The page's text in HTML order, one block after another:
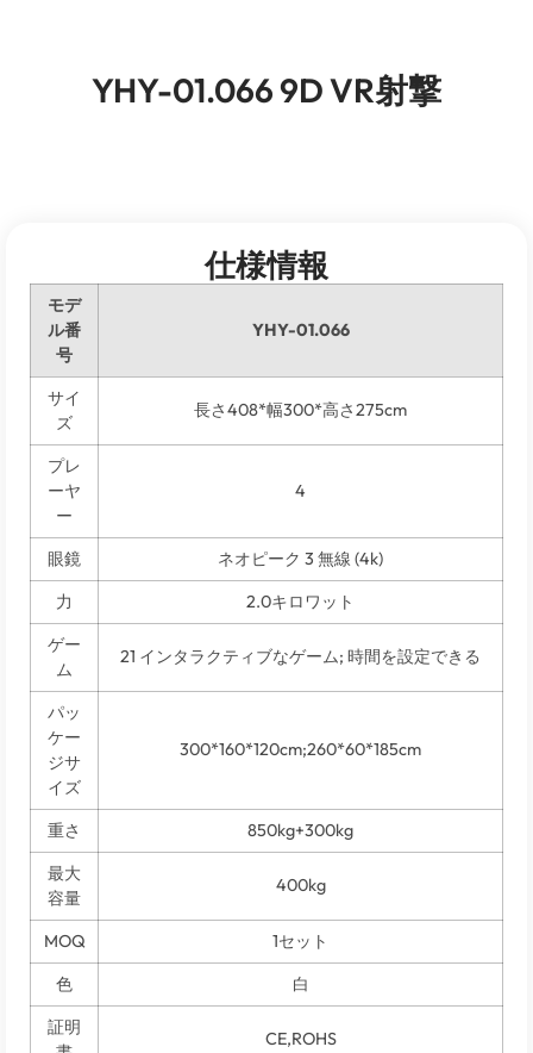
YHY-01.066 9D VR射撃
仕様情報
モデ
ル番
号
YHY-01.066
サイ
ズ
長さ408*幅300*高さ275cm
プレ
ーヤ
ー
4
眼鏡
ネオピーク 3 無線 (4k)
力
2.0キロワット
ゲー
ム
21 インタラクティブなゲーム; 時間を設定できる
パッ
ケー
ジサ
イズ
300*160*120cm;260*60*185cm
重さ
850kg+300kg
最大
容量
400kg
MOQ
1セット
色
白
証明
CE,ROHS